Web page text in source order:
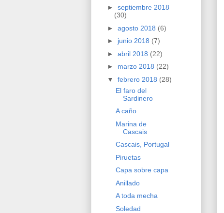
► septiembre 2018
(30)
► agosto 2018 (6)
► junio 2018 (7)
► abril 2018 (22)
► marzo 2018 (22)
▼ febrero 2018 (28)
El faro del
Sardinero
A caño
Marina de
Cascais
Cascais, Portugal
Piruetas
Capa sobre capa
Anillado
A toda mecha
Soledad